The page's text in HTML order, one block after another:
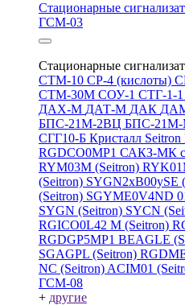
Стационарные
ГСМ-03
Стационарные
СТМ-10 СР-4 (кислоты)
СТМ-30М СОУ-1 СТГ-1-1
ДАХ-М ДАТ-М ДАК
БПС-21М-2ВЦ БПС-
СГГ10-Б Кристалл
RGDCO0MP1 САКЗ-МК
RYM03M (Seitron)
(Seitron) SYGN2xB00ySE
(Seitron) SGYME0V4ND
SYGN (Seitron) SYCN
RGICO0L42 M (Seitron)
RGDGP5MP1 BEAGLE
SGAGPL (Seitron)
NC (Seitron) ACIM01
ГСМ-08
+ другие